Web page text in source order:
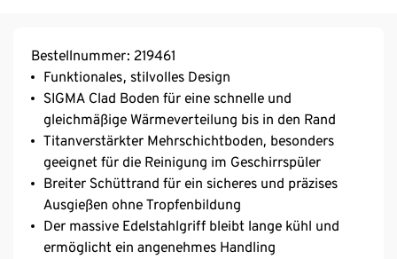
Bestellnummer: 219461
Funktionales, stilvolles Design
SIGMA Clad Boden für eine schnelle und
gleichmäßige Wärmeverteilung bis in den Rand
Titanverstärkter Mehrschichtboden, besonders
geeignet für die Reinigung im Geschirrspüler
Breiter Schüttrand für ein sicheres und präzises
Ausgießen ohne Tropfenbildung
Der massive Edelstahlgriff bleibt lange kühl und
ermöglicht ein angenehmes Handling